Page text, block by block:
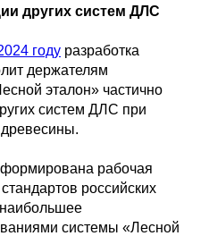
других систем ДЛС
году разработка
держателям
эталон» частично
систем ДЛС при
древесины.
рабочая
российских
системы «Лесной